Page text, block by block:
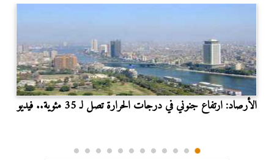
الأرصاد: ارتفاع جنوني في درجات الحرارة تصل لـ 35 مئوية.. فيديو